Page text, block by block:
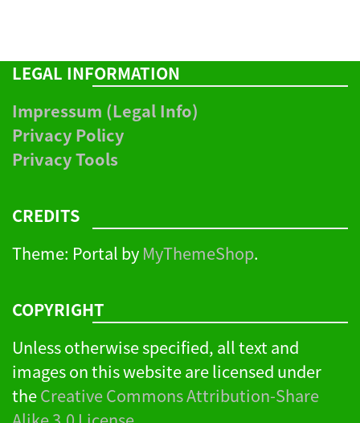
LEGAL INFORMATION
Impressum (Legal Info)
Privacy Policy
Privacy Tools
CREDITS
Theme: Portal by MyThemeShop.
COPYRIGHT
Unless otherwise specified, all text and
images on this website are licensed under
theCreative Commons Attribution-Share